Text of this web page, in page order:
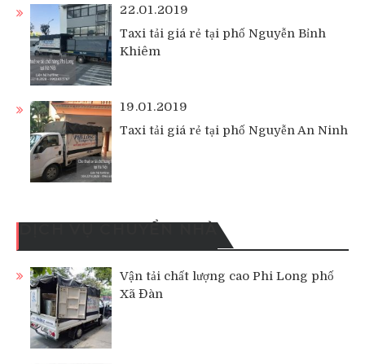
22.01.2019
Taxi tải giá rẻ tại phố Nguyễn Bỉnh
Khiêm
19.01.2019
Taxi tải giá rẻ tại phố Nguyễn An Ninh
DỊCH VỤ CHUYỂN NHÀ
Vận tải chất lượng cao Phi Long phố
Xã Đàn